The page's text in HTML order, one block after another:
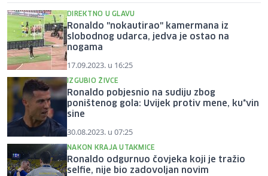
DIREKTNO U GLAVU
Ronaldo "nokautirao" kamermana iz
slobodnog udarca, jedva je ostao na
nogama
17.09.2023. u 16:25
IZGUBIO ŽIVCE
Ronaldo pobjesnio na sudiju zbog
poništenog gola: Uvijek protiv mene, ku*vin
sine
30.08.2023. u 07:25
NAKON KRAJA UTAKMICE
Ronaldo odgurnuo čovjeka koji je tražio
selfie, nije bio zadovoljan novim